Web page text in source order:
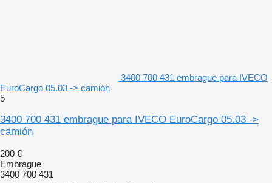
3400 700 431 embrague para IVECO
EuroCargo 05.03 -> camión
5
3400 700 431 embrague para IVECO EuroCargo 05.03 ->
camión
200 €
Embrague
3400 700 431